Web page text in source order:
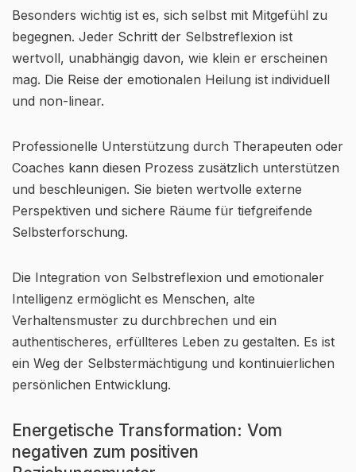
Besonders wichtig ist es, sich selbst mit Mitgefühl zu
begegnen. Jeder Schritt der Selbstreflexion ist
wertvoll, unabhängig davon, wie klein er erscheinen
mag. Die Reise der emotionalen Heilung ist individuell
und non-linear.
Professionelle Unterstützung durch Therapeuten oder
Coaches kann diesen Prozess zusätzlich unterstützen
und beschleunigen. Sie bieten wertvolle externe
Perspektiven und sichere Räume für tiefgreifende
Selbsterforschung.
Die Integration von Selbstreflexion und emotionaler
Intelligenz ermöglicht es Menschen, alte
Verhaltensmuster zu durchbrechen und ein
authentischeres, erfüllteres Leben zu gestalten. Es ist
ein Weg der Selbstermächtigung und kontinuierlichen
persönlichen Entwicklung.
Energetische Transformation: Vom
negativen zum positiven